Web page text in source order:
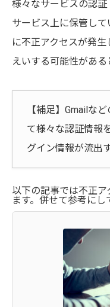
様々なサービスの認
サービス上に保管し
に不正アクセスが発
えいする可能性がある
【補足】Gmailな
て様々な認証情報
グイン情報が流出
以下の記事では不正
ます。併せて参考にし